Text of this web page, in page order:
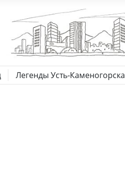
Легенды Усть-Каменогорска